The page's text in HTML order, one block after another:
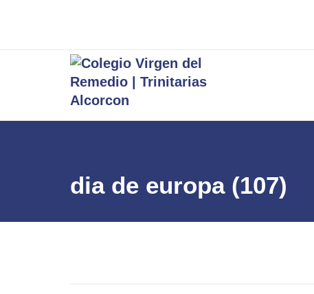
dia de europa (107)